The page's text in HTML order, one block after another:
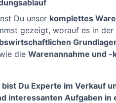
Du unser komplettes
gezeigt, worauf es in der
die Warenannahme und -
Du Experte im Verkauf
interessanten Aufgaben